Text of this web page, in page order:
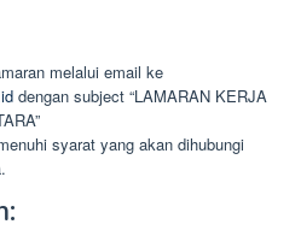
melalui email ke
dengan subject “LAMARAN KERJA
syarat yang akan dihubungi